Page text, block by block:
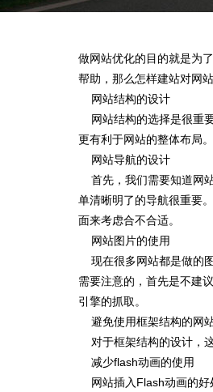
做网站优化的目的就是为
帮助，那么怎样建站对网站
网站结构的设计
网站结构的选择是很重
更有利于网站的整体布局
网站导航的设计
首先，我们需要知道网
单清晰明了的导航很重要
面来考虑合不合适。
网站图片的使用
现在很多网站都是做的
需要注意的，首先是不建
引擎的抓取。
避免使用框架结构的网
对于框架结构的设计，
减少flash动画的使用
网站插入Flash动画的好